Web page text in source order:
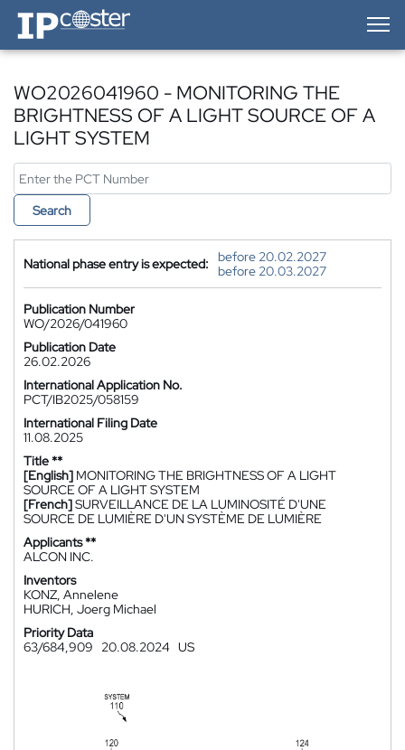
IP-Coster — Home
WO2026041960 - MONITORING THE
BRIGHTNESS OF A LIGHT SOURCE OF A
LIGHT SYSTEM
Search
National phase entry is expected:
before 20.02.2027
before 20.03.2027
Publication Number
WO/2026/041960
Publication Date
26.02.2026
International Application No.
PCT/IB2025/058159
International Filing Date
11.08.2025
Title **
[English] MONITORING THE BRIGHTNESS OF A LIGHT
SOURCE OF A LIGHT SYSTEM
[French]SURVEILLANCE DE LA LUMINOSITÉ D'UNE
SOURCE DE LUMIÈRE D'UN SYSTÈME DE LUMIÈRE
Applicants **
ALCON INC.
Inventors
KONZ, Annelene
HURICH, Joerg Michael
Priority Data
63/684,909
20.08.2024 US